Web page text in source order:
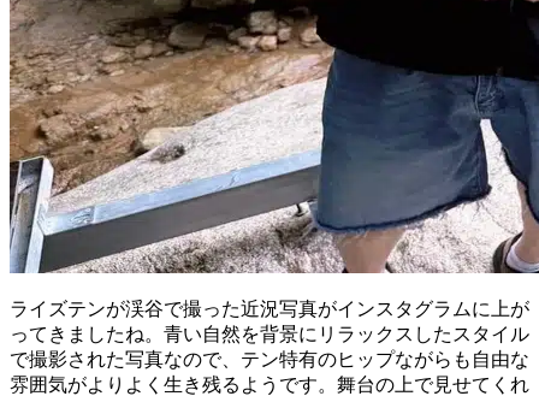
ライズテンが渓谷で撮った近況写真がインスタグラムに上が
ってきましたね。青い自然を背景にリラックスしたスタイル
で撮影された写真なので、テン特有のヒップながらも自由な
雰囲気がよりよく生き残るようです。舞台の上で見せてくれ